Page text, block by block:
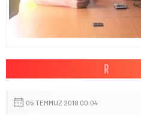
05 TEMMUZ 2018 00:04